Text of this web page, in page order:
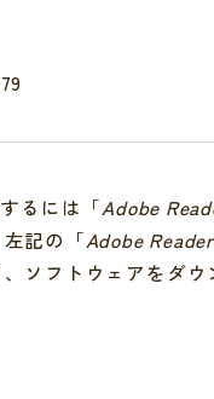
るには「Adobe
記の「Adobe
ソフトウェアをダ